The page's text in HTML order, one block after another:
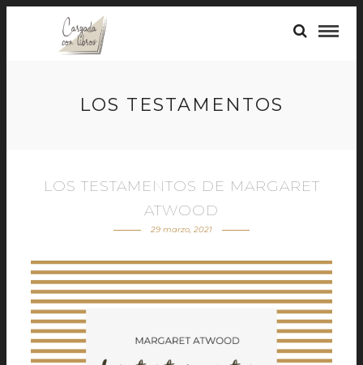
LOS TESTAMENTOS
LOS TESTAMENTOS DE MARGARET
ATWOOD
29 marzo, 2021